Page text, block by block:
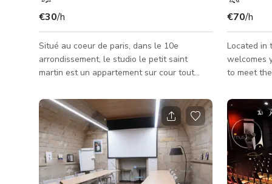
€30/h
Situé au coeur de paris, dans le 10e
arrondissement, le studio le petit saint
martin est un appartement sur cour tout
dispose de tous les équipements
necessaires à la prise de vue de natures
mortes et portrait. Vous aurez également
accès à un grand dressing pour stocker les
collections. Bien équipé avec des meubles
photographiables, le studio offre un décor
qui sort de l’ordinaire. L'intégralité des
€70/h
Located in
welcomes
to meet the
and LED
providing
shoots
layout
set,
access